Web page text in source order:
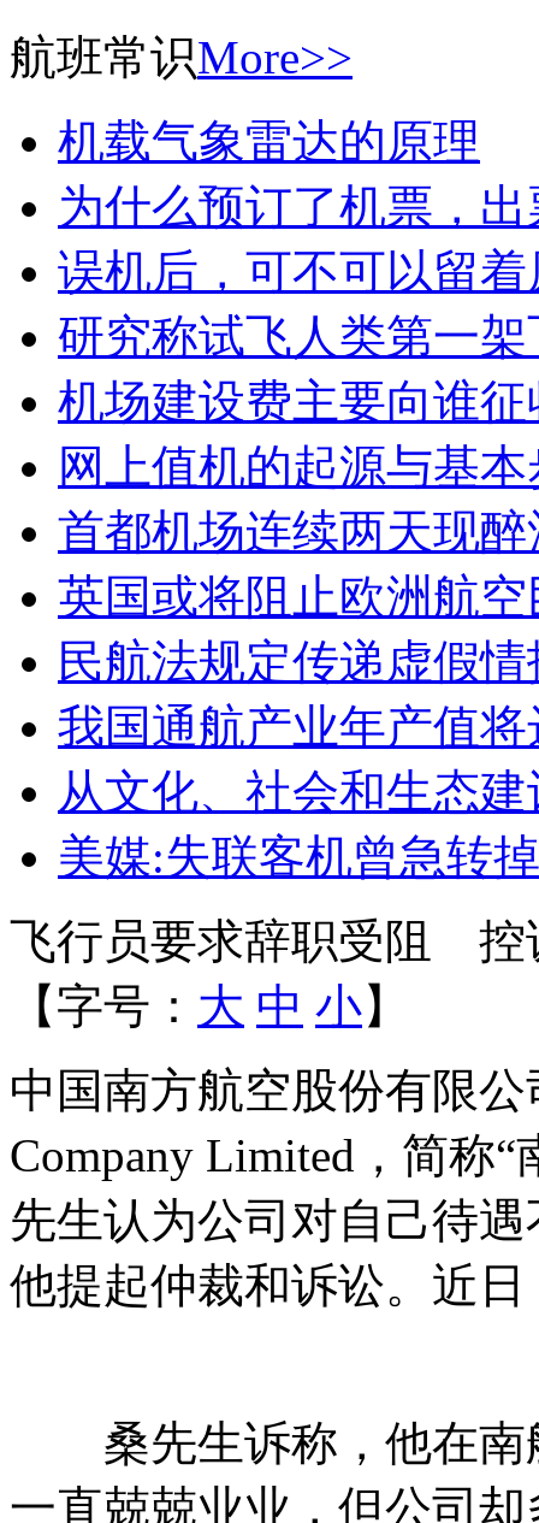
航班常识More>>
机载气象雷达的原理
为什么预订了机票，
误机后，可不可以留
研究称试飞人类第一
机场建设费主要向谁征
网上值机的起源与基
首都机场连续两天现
英国或将阻止欧洲航
民航法规定传递虚假
我国通航产业年产值将
从文化、社会和生态
美媒:失联客机曾急转
飞行员要求辞职受阻 控
【字号： 大 中 小】
中国南方航空股份有限公
Company Limited，简称
先生认为公司对自己待
他提起仲裁和诉讼。近
桑先生诉称，他在南
一直兢兢业业，但公司